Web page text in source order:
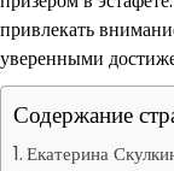
привлекать
уверенными
Содержание
Екатерина